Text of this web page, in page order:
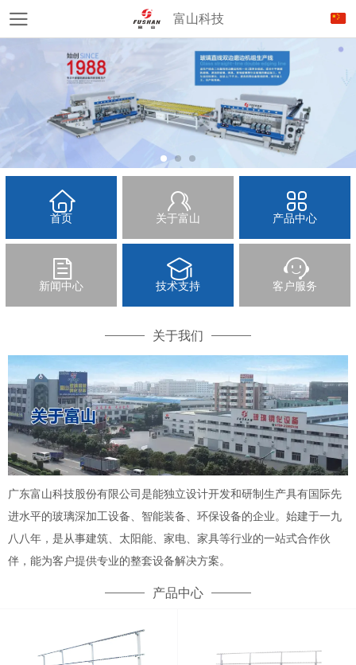
富山科技
首页 关于富山 产品中心
新闻中心 技术支持 客户服务
关于我们
广东富山科技股份有限公司是能独立设计开发和研制生产具有国际先
进水平的玻璃深加工设备、智能装备、环保设备的企业。始建于一九
八八年，是从事建筑、太阳能、家电、家具等行业的一站式合作伙
伴，能为客户提供专业的整套设备解决方案。
产品中心